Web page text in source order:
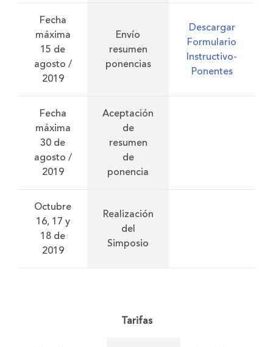
Fecha
máxima
15 de
agosto /
2019
Envío
resumen
ponencias
Descargar
Formulario
Instructivo-
Ponentes
Fecha
máxima
30 de
agosto /
2019
Aceptación
de
resumen
de
ponencia
Octubre
16, 17 y
18 de
2019
Realización
del
Simposio
Tarifas